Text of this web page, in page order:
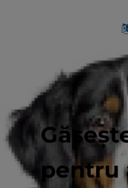
pentru